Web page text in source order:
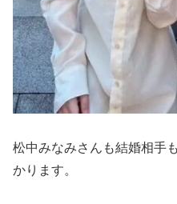
松中みなみさんも結婚相手
かります。